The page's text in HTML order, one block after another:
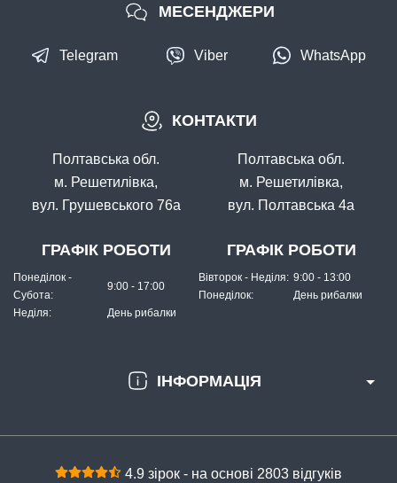
#203-9-76-B060
Маг: 0 шт Базар: 10 шт
8 грн 10 шт.
КУПИТИ
Силікон Fishing ROI Wing Larva 76mm B060 (за 1шт)
ІНФОРМАЦІЯ
КОНТАКТИ
Полтавська обл.
м. Решетилівка,
вул. Грушевського 76а
ГРАФІК РОБОТИ
Понеділок -
Субота:
9:00 - 17:00
Неділя: День рибалки
Полтавська обл.
м. Решетилівка,
вул. Полтавська 4а
ГРАФІК РОБОТИ
Вівторок - Неділя: 9:00 - 13:00
Понеділок:
День рибалки
МЕСЕНДЖЕРИ
Telegram Viber WhatsApp
4.9 зірок - на основі 2803 відгуків